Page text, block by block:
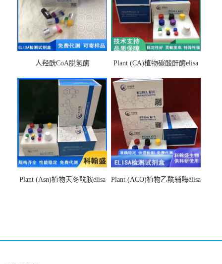
人羟酰CoA脱氢酶
Plant (CA)植物碳酸酐酶elisa
Plant (Asn)植物天冬酰胺elisa
Plant (ACO)植物乙酰辅酶elisa